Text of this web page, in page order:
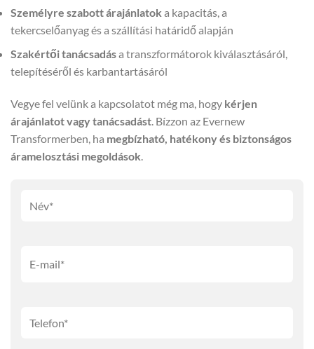
Személyre szabott árajánlatok a kapacitás, a
tekercselőanyag és a szállítási határidő alapján
Szakértői tanácsadása transzformátorok kiválasztásáról,
telepítéséről és karbantartásáról
Vegye fel velünk a kapcsolatot még ma, hogy kérjen
árajánlatot vagy tanácsadást. Bízzon az Evernew
Transformerben, ha megbízható, hatékony és biztonságos
áramelosztási megoldások.